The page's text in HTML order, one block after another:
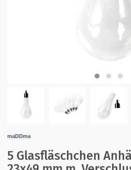
maDDma
5 Glasfläschchen